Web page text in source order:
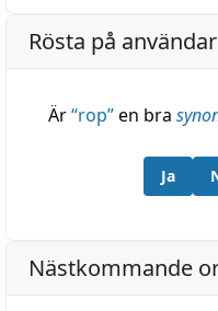
Rösta på
Är“rop”en bra
Ja
Nästkommande